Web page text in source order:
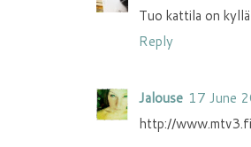
Tuo kattila on kyllä
Reply
Jalouse 17 June
http://